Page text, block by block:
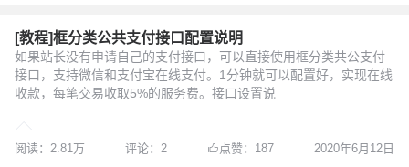
[教程]框分类公共支付接口配置说明
如果站长没有申请自己的支付接口，可以直接使用框分类共公支付
接口，支持微信和支付宝在线支付。1分钟就可以配置好，实现在线
收款，每笔交易收取5%的服务费。接口设置说
阅读：2.81万 评论：2 点赞：187 2020年6月12日